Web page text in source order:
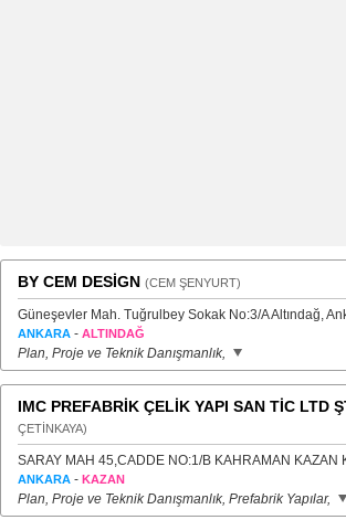
BY CEM DESİGN (CEM ŞENYURT)
Güneşevler Mah. Tuğrulbey Sokak No:3/A Altındağ,
ANKARA - ALTINDAĞ
Plan, Proje ve Teknik Danışmanlık,
IMC PREFABRİK ÇELİK YAPI SAN TİC LTD
ÇETİNKAYA)
SARAY MAH 45,CADDE NO:1/B KAHRAMAN KAZAN
ANKARA - KAZAN
Plan, Proje ve Teknik Danışmanlık, Prefabrik Yapılar,